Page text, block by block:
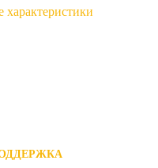
характеристики